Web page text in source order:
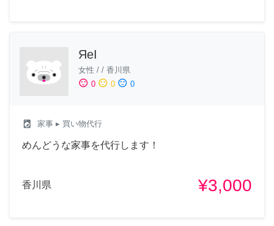
ЯеI
女性 / / 香川県
sentiment_satisfied 0 sentiment_neutral 0 sentiment_dissatisfied 0
local_laundry_service 家事 ▸ 買い物代行
めんどうな家事を代行します！
香川県 ¥3,000